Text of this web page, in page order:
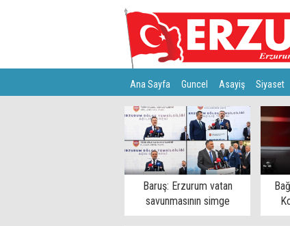
Ana Sayfa Guncel Asayiş Siyaset
Türkiye Teknoloji
Baruş: Erzurum vatan
savunmasının simge
şehirlerinden